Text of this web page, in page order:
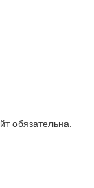
обязательна.